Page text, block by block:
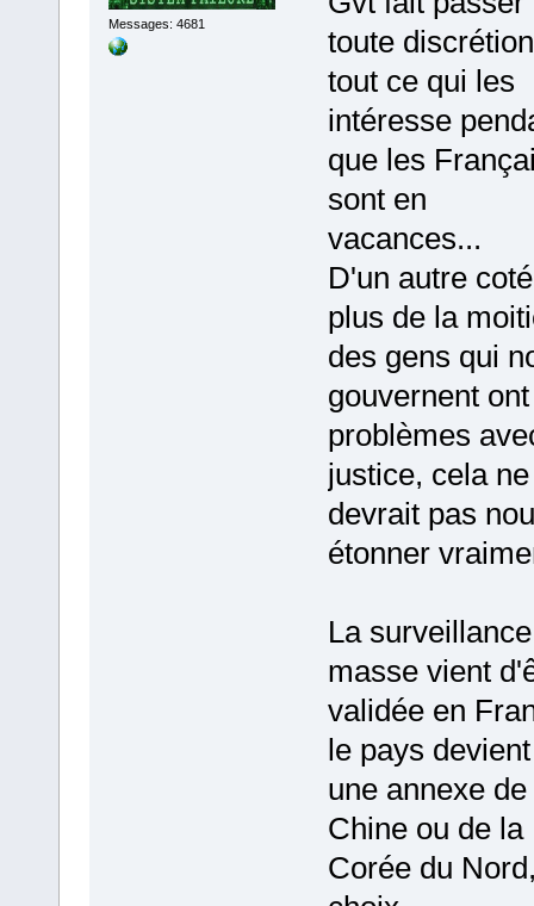
Messages: 4681
toute discrétion
tout ce qui les
intéresse
que les
sont en
vacances...
D'un autre
plus de la
des gens qui
gouvernent
problèmes
justice, cela ne
devrait pas
étonner
La
masse vient
validée en
le pays devient
une annexe de
Chine ou de la
Corée du